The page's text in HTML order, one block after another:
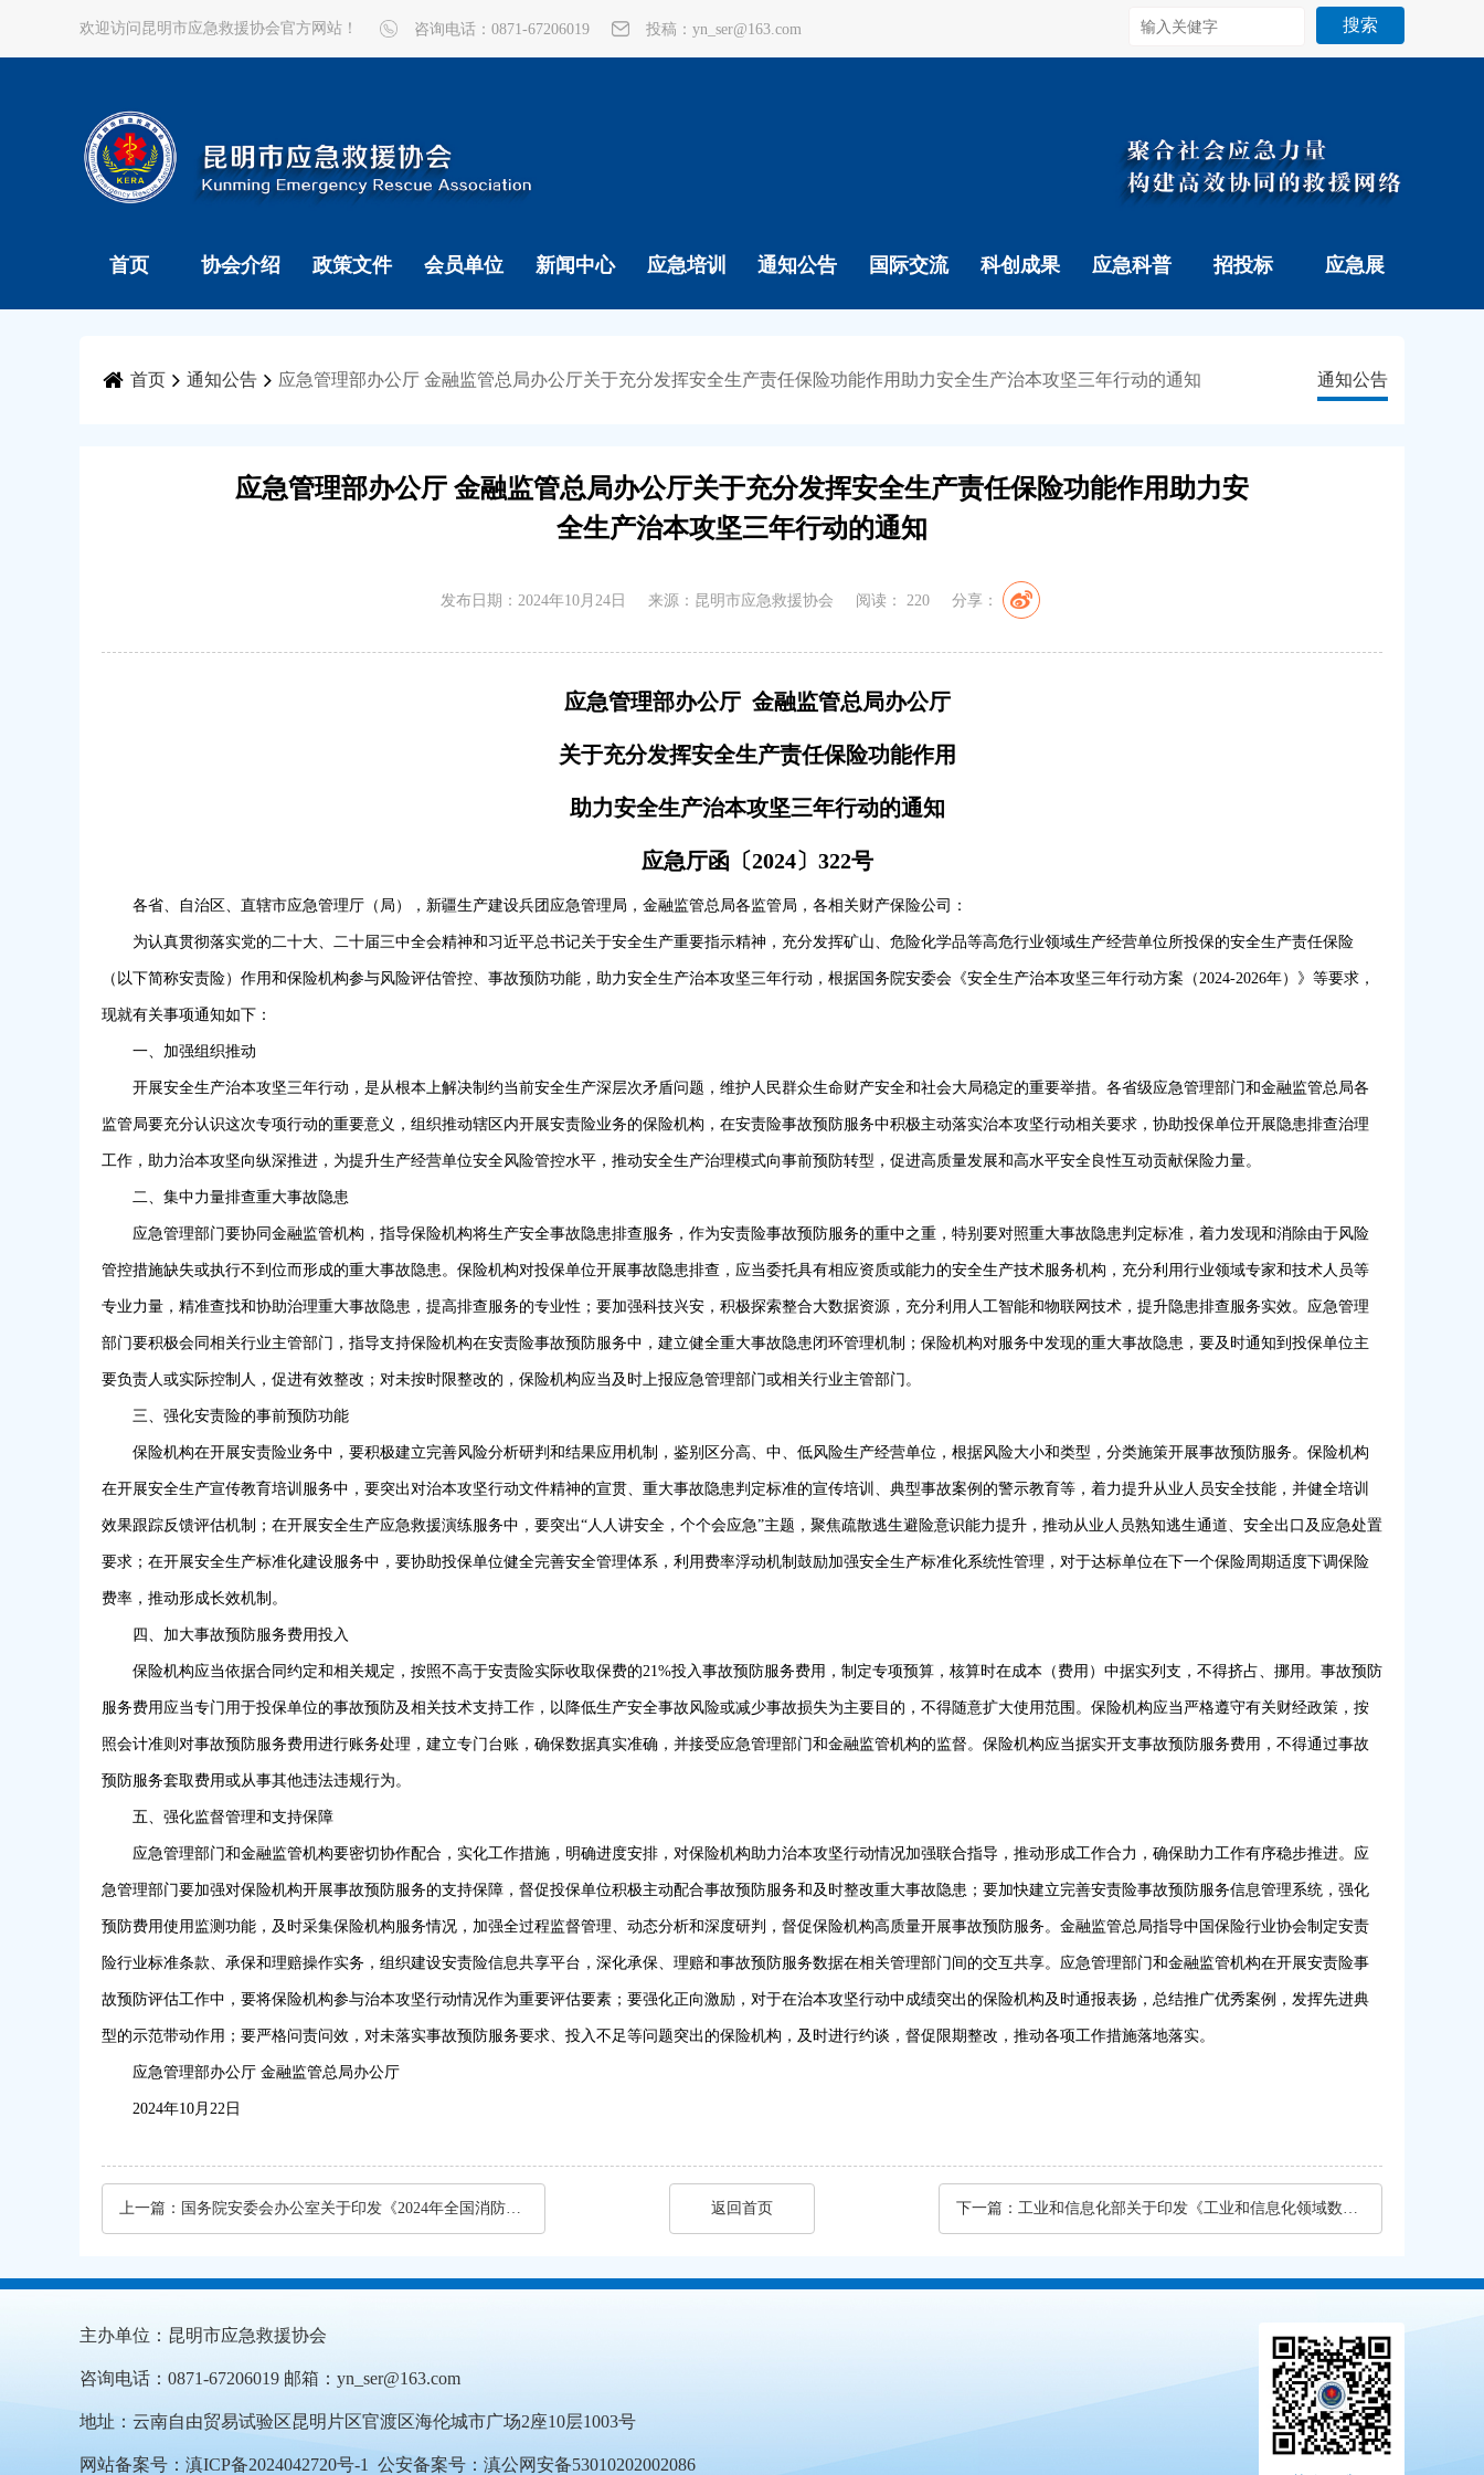
欢迎访问昆明市应急救援协会官方网站！ 咨询电话：0871-67206019 投稿：yn_ser@163.com 搜索
首页 协会介绍 政策文件 会员单位 新闻中心 应急培训 通知公告 国际交流 科创成果 应急科普 招投标 应急展
首页 通知公告 应急管理部办公厅 金融监管总局办公厅关于充分发挥安全生产责任保险功能作用助力安全生产治本攻坚三年行动的通知 通知公告
应急管理部办公厅 金融监管总局办公厅关于充分发挥安全生产责任保险功能作用助力安
全生产治本攻坚三年行动的通知
发布日期：2024年10月24日 来源：昆明市应急救援协会 阅读： 220 分享：
应急管理部办公厅 金融监管总局办公厅
关于充分发挥安全生产责任保险功能作用
助力安全生产治本攻坚三年行动的通知
应急厅函〔2024〕322号
各省、自治区、直辖市应急管理厅（局），新疆生产建设兵团应急管理局，金融监管总局各监管局，各相关财产保险公司：
为认真贯彻落实党的二十大、二十届三中全会精神和习近平总书记关于安全生产重要指示精神，充分发挥矿山、危险化学品等高危行业领域生产经营单位所投保的安全生产责任保险
（以下简称安责险）作用和保险机构参与风险评估管控、事故预防功能，助力安全生产治本攻坚三年行动，根据国务院安委会《安全生产治本攻坚三年行动方案（2024-2026年）》等要求，
现就有关事项通知如下：
一、加强组织推动
开展安全生产治本攻坚三年行动，是从根本上解决制约当前安全生产深层次矛盾问题，维护人民群众生命财产安全和社会大局稳定的重要举措。各省级应急管理部门和金融监管总局各
监管局要充分认识这次专项行动的重要意义，组织推动辖区内开展安责险业务的保险机构，在安责险事故预防服务中积极主动落实治本攻坚行动相关要求，协助投保单位开展隐患排查治理
工作，助力治本攻坚向纵深推进，为提升生产经营单位安全风险管控水平，推动安全生产治理模式向事前预防转型，促进高质量发展和高水平安全良性互动贡献保险力量。
二、集中力量排查重大事故隐患
应急管理部门要协同金融监管机构，指导保险机构将生产安全事故隐患排查服务，作为安责险事故预防服务的重中之重，特别要对照重大事故隐患判定标准，着力发现和消除由于风险
管控措施缺失或执行不到位而形成的重大事故隐患。保险机构对投保单位开展事故隐患排查，应当委托具有相应资质或能力的安全生产技术服务机构，充分利用行业领域专家和技术人员等
专业力量，精准查找和协助治理重大事故隐患，提高排查服务的专业性；要加强科技兴安，积极探索整合大数据资源，充分利用人工智能和物联网技术，提升隐患排查服务实效。应急管理
部门要积极会同相关行业主管部门，指导支持保险机构在安责险事故预防服务中，建立健全重大事故隐患闭环管理机制；保险机构对服务中发现的重大事故隐患，要及时通知到投保单位主
要负责人或实际控制人，促进有效整改；对未按时限整改的，保险机构应当及时上报应急管理部门或相关行业主管部门。
三、强化安责险的事前预防功能
保险机构在开展安责险业务中，要积极建立完善风险分析研判和结果应用机制，鉴别区分高、中、低风险生产经营单位，根据风险大小和类型，分类施策开展事故预防服务。保险机构
在开展安全生产宣传教育培训服务中，要突出对治本攻坚行动文件精神的宣贯、重大事故隐患判定标准的宣传培训、典型事故案例的警示教育等，着力提升从业人员安全技能，并健全培训
效果跟踪反馈评估机制；在开展安全生产应急救援演练服务中，要突出“人人讲安全，个个会应急”主题，聚焦疏散逃生避险意识能力提升，推动从业人员熟知逃生通道、安全出口及应急处置
要求；在开展安全生产标准化建设服务中，要协助投保单位健全完善安全管理体系，利用费率浮动机制鼓励加强安全生产标准化系统性管理，对于达标单位在下一个保险周期适度下调保险
费率，推动形成长效机制。
四、加大事故预防服务费用投入
保险机构应当依据合同约定和相关规定，按照不高于安责险实际收取保费的21%投入事故预防服务费用，制定专项预算，核算时在成本（费用）中据实列支，不得挤占、挪用。事故预防
服务费用应当专门用于投保单位的事故预防及相关技术支持工作，以降低生产安全事故风险或减少事故损失为主要目的，不得随意扩大使用范围。保险机构应当严格遵守有关财经政策，按
照会计准则对事故预防服务费用进行账务处理，建立专门台账，确保数据真实准确，并接受应急管理部门和金融监管机构的监督。保险机构应当据实开支事故预防服务费用，不得通过事故
预防服务套取费用或从事其他违法违规行为。
五、强化监督管理和支持保障
应急管理部门和金融监管机构要密切协作配合，实化工作措施，明确进度安排，对保险机构助力治本攻坚行动情况加强联合指导，推动形成工作合力，确保助力工作有序稳步推进。应
急管理部门要加强对保险机构开展事故预防服务的支持保障，督促投保单位积极主动配合事故预防服务和及时整改重大事故隐患；要加快建立完善安责险事故预防服务信息管理系统，强化
预防费用使用监测功能，及时采集保险机构服务情况，加强全过程监督管理、动态分析和深度研判，督促保险机构高质量开展事故预防服务。金融监管总局指导中国保险行业协会制定安责
险行业标准条款、承保和理赔操作实务，组织建设安责险信息共享平台，深化承保、理赔和事故预防服务数据在相关管理部门间的交互共享。应急管理部门和金融监管机构在开展安责险事
故预防评估工作中，要将保险机构参与治本攻坚行动情况作为重要评估要素；要强化正向激励，对于在治本攻坚行动中成绩突出的保险机构及时通报表扬，总结推广优秀案例，发挥先进典
型的示范带动作用；要严格问责问效，对未落实事故预防服务要求、投入不足等问题突出的保险机构，及时进行约谈，督促限期整改，推动各项工作措施落地落实。
应急管理部办公厅 金融监管总局办公厅
2024年10月22日
上一篇： 国务院安委会办公室关于印发《2024年全国消防宣传月活动方案》的通知 返回首页 下一篇： 工业和信息化部关于印发《工业和信息化领域数据安全事件应急预案（试行）》的通知
主办单位：昆明市应急救援协会
咨询电话：0871-67206019 邮箱：yn_ser@163.com
地址：云南自由贸易试验区昆明片区官渡区海伦城市广场2座10层1003号
网站备案号： 滇ICP备2024042720号-1 公安备案号： 滇公网安备53010202002086